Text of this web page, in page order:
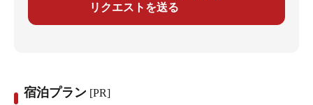
リクエストを送る
宿泊プラン [PR]